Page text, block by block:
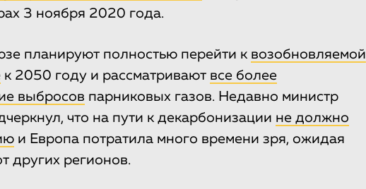
3 ноября 2020 года.
планируют полностью перейти к возобновляемой
к 2050 году и рассматривают все более
выбросов парниковых газов. Недавно министр
что на пути к декарбонизации не должно
и Европа потратила много времени зря, ожидая
других регионов.